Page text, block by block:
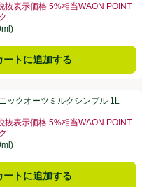
抜表示価格 5%相当WAON POINT
ーガニック】税抜表示価格 5%相
ートに追加する
ンプル 1L
ックオーツミルクシンプル 1L
抜表示価格 5%相当WAON POINT
ーガニック】税抜表示価格 5%相
ートに追加する